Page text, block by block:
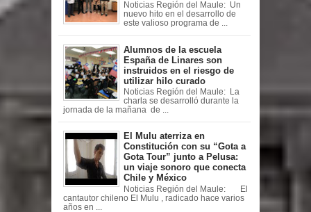
Noticias Región del Maule: Un
nuevo hito en el desarrollo de
este valioso programa de ...
Alumnos de la escuela
España de Linares son
instruidos en el riesgo de
utilizar hilo curado
Noticias Región del Maule: La
charla se desarrolló durante la
jornada de la mañana de ...
El Mulu aterriza en
Constitución con su “Gota a
Gota Tour” junto a Pelusa:
un viaje sonoro que conecta
Chile y México
Noticias Región del Maule: El
cantautor chileno El Mulu , radicado hace varios
años en ...